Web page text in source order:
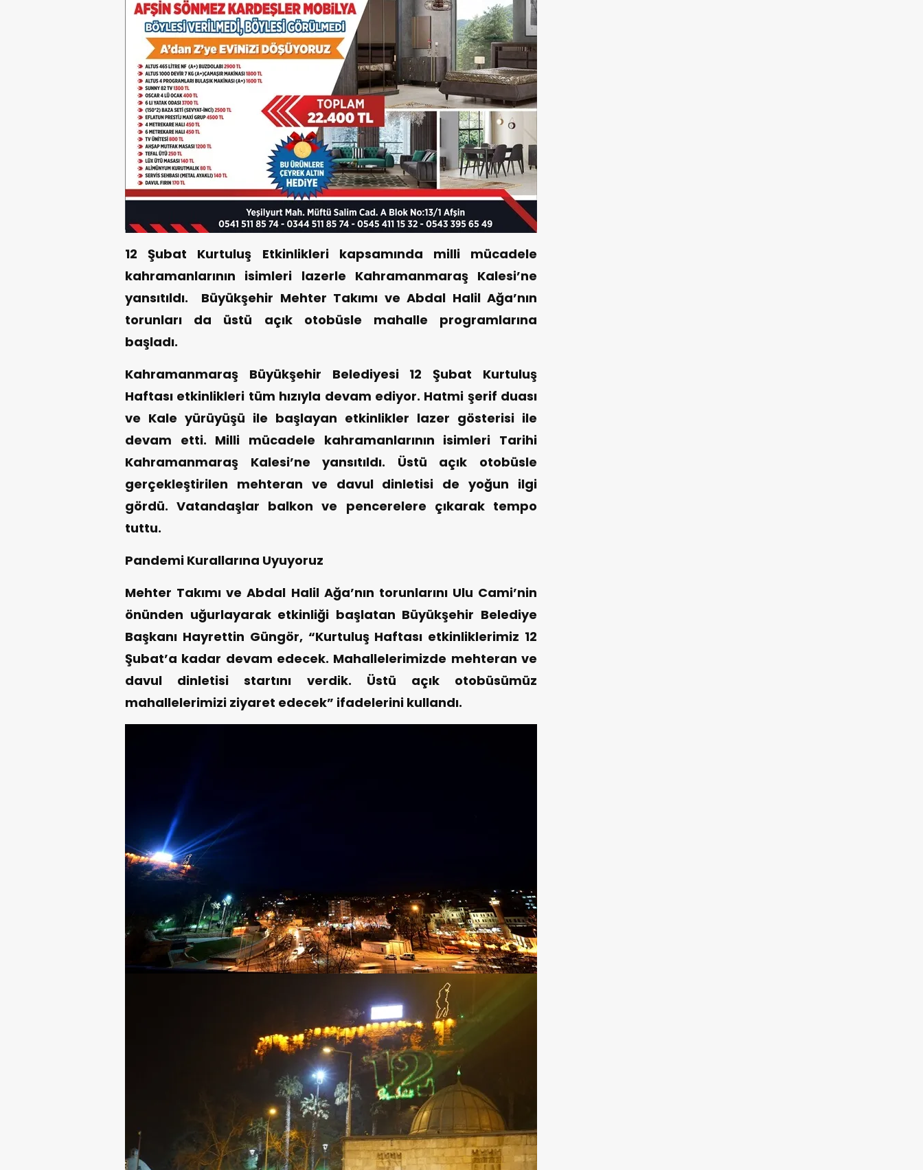
12 Şubat Kurtuluş Etkinlikleri kapsamında milli mücadele
kahramanlarının isimleri lazerle Kahramanmaraş Kalesi’ne
yansıtıldı. Büyükşehir Mehter Takımı ve Abdal Halil Ağa’nın
torunları da üstü açık otobüsle mahalle programlarına
başladı.
Kahramanmaraş Büyükşehir Belediyesi 12 Şubat Kurtuluş
Haftası etkinlikleri tüm hızıyla devam ediyor. Hatmi şerif duası
ve Kale yürüyüşü ile başlayan etkinlikler lazer gösterisi ile
devam etti. Milli mücadele kahramanlarının isimleri Tarihi
Kahramanmaraş Kalesi’ne yansıtıldı. Üstü açık otobüsle
gerçekleştirilen mehteran ve davul dinletisi de yoğun ilgi
gördü. Vatandaşlar balkon ve pencerelere çıkarak tempo
tuttu.
Pandemi Kurallarına Uyuyoruz
Mehter Takımı ve Abdal Halil Ağa’nın torunlarını Ulu Cami’nin
önünden uğurlayarak etkinliği başlatan Büyükşehir Belediye
Başkanı Hayrettin Güngör, “Kurtuluş Haftası etkinliklerimiz 12
Şubat’a kadar devam edecek. Mahallelerimizde mehteran ve
davul dinletisi startını verdik. Üstü açık otobüsümüz
mahallelerimizi ziyaret edecek” ifadelerini kullandı.